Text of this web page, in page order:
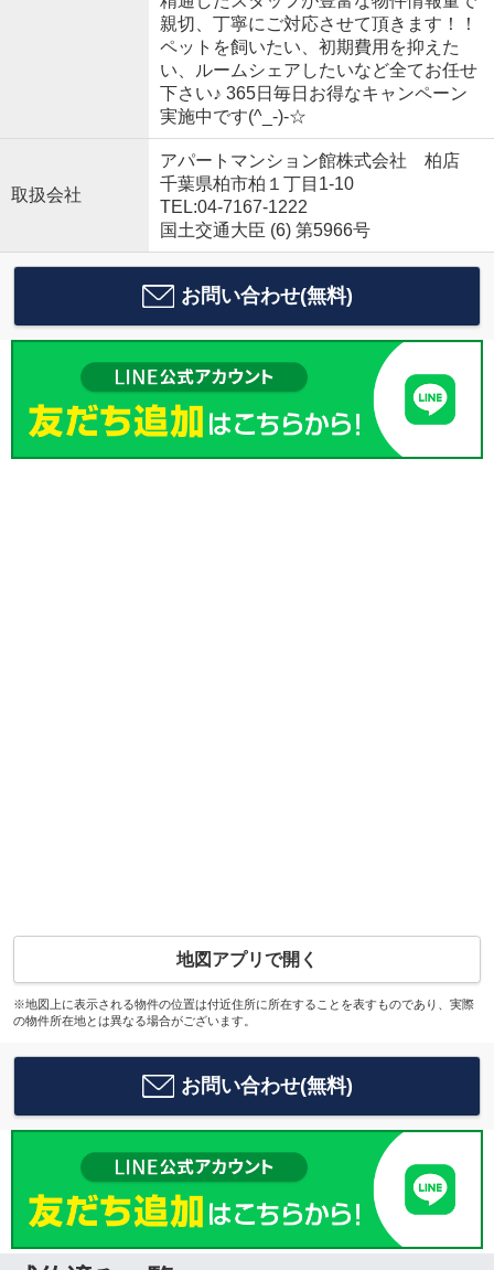
親切、丁寧にご対応させて頂きます！！
ペットを飼いたい、初期費用を抑えた
い、ルームシェアしたいなど全てお任せ
下さい♪ 365日毎日お得なキャンペーン
実施中です(^_-)-☆
取扱会社
アパートマンション館株式会社 柏店
千葉県柏市柏１丁目1-10
TEL:04-7167-1222
国土交通大臣 (6) 第5966号
お問い合わせ(無料)
地図アプリで開く
※地図上に表示される物件の位置は付近住所に所在することを表すものであり、実際
の物件所在地とは異なる場合がございます。
お問い合わせ(無料)